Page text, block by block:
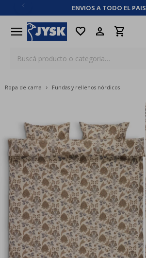
ENVIOS A TODO EL PAIS
menu favorite
Ropa de cama Fundas y rellenos nórdicos
close